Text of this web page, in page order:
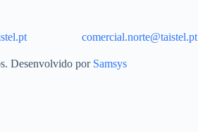
comercial.norte@taistel.pt
Desenvolvido por Samsys